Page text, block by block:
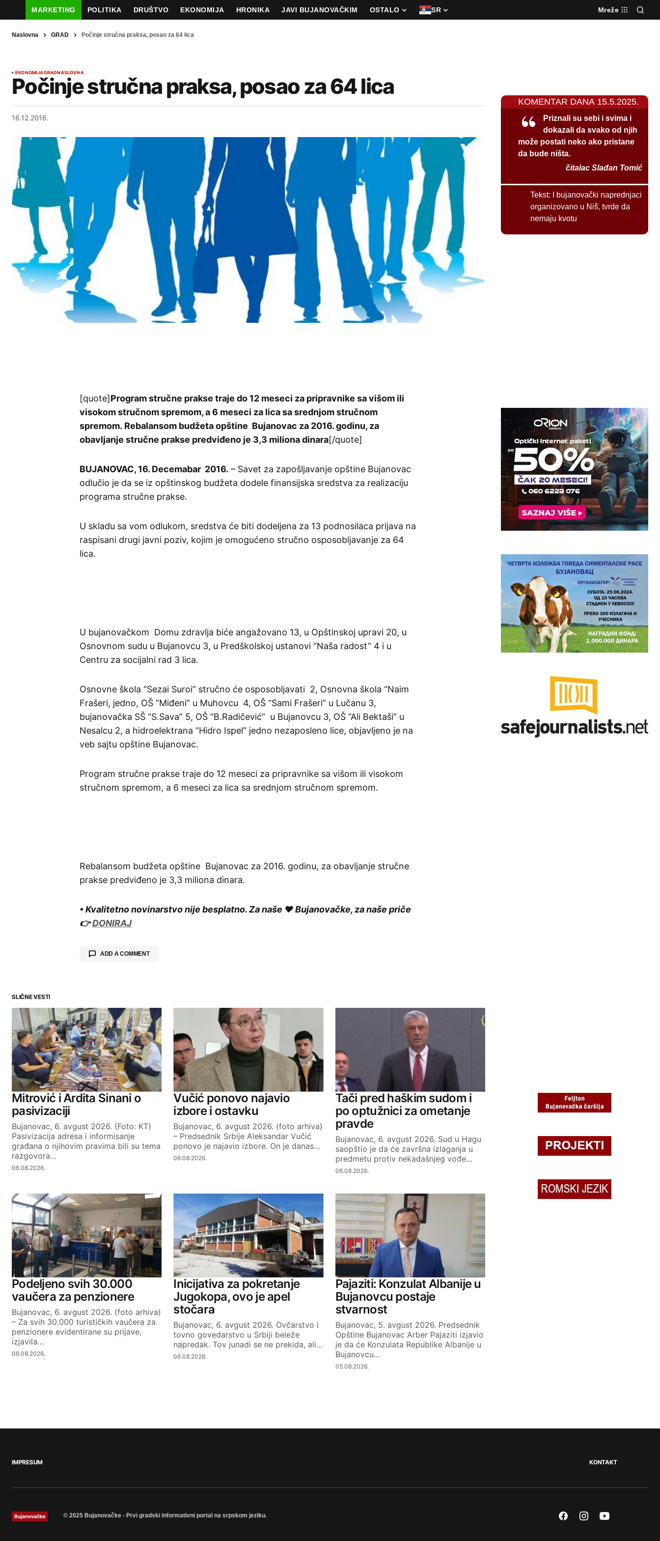
MARKETING POLITIKA DRUŠTVO EKONOMIJA HRONIKA JAVI BUJANOVAČKIM OSTALO SR Mreže
Naslovna GRAD Počinje stručna praksa, posao za 64 lica
EKONOMIJAGRADNASLOVNA
Počinje stručna praksa, posao za 64 lica
16.12.2016.
[quote]Program stručne prakse traje do 12 meseci za pripravnike sa višom ili
visokom stručnom spremom, a 6 meseci za lica sa srednjom stručnom
spremom. Rebalansom budžeta opštine Bujanovac za 2016. godinu, za
obavljanje stručne prakse predviđeno je 3,3 miliona dinara[/quote]
BUJANOVAC, 16. Decemabar 2016. – Savet za zapošljavanje opštine Bujanovac
odlučio je da se iz opštinskog budžeta dodele finansijska sredstva za realizaciju
programa stručne prakse.
U skladu sa vom odlukom, sredstva će biti dodeljena za 13 podnosilaca prijava na
raspisani drugi javni poziv, kojim je omogućeno stručno osposobljavanje za 64
lica.
U bujanovačkom Domu zdravlja biće angažovano 13, u Opštinskoj upravi 20, u
Osnovnom sudu u Bujanovcu 3, u Predškolskoj ustanovi “Naša radost” 4 i u
Centru za socijalni rad 3 lica.
Osnovne škola “Sezai Suroi” stručno će osposobljavati 2, Osnovna škola “Naim
Frašeri, jedno, OŠ “Miđeni” u Muhovcu 4, OŠ “Sami Frašeri” u Lučanu 3,
bujanovačka SŠ “S.Sava” 5, OŠ “B.Radičević” u Bujanovcu 3, OŠ “Ali Bektaši” u
Nesalcu 2, a hidroelektrana “Hidro Ispel” jedno nezaposleno lice, objavljeno je na
veb sajtu opštine Bujanovac.
Program stručne prakse traje do 12 meseci za pripravnike sa višom ili visokom
stručnom spremom, a 6 meseci za lica sa srednjom stručnom spremom.
Rebalansom budžeta opštine Bujanovac za 2016. godinu, za obavljanje stručne
prakse predviđeno je 3,3 miliona dinara.
• Kvalitetno novinarstvo nije besplatno. Za naše ❤️ Bujanovačke, za naše priče
👉DONIRAJ
ADD A COMMENT
Comment*
Your Name Your E-mail
SUBMIT COMMENT
SLIČNE VESTI
Mitrović i Ardita Sinani o
pasivizaciji
Bujanovac, 6. avgust 2026. (Foto: KT)
Pasivizacija adresa i informisanje
građana o njihovim pravima bili su tema
razgovora…
06.08.2026.
Vučić ponovo najavio
izbore i ostavku
Bujanovac, 6. avgust 2026. (foto arhiva)
– Predsednik Srbije Aleksandar Vučić
ponovo je najavio izbore. On je danas…
06.08.2026.
Tači pred haškim sudom i
po optužnici za ometanje
pravde
Bujanovac, 6. avgust 2026. Sud u Hagu
saopštio je da će završna izlaganja u
predmetu protiv nekadašnjeg vođe…
06.08.2026.
Podeljeno svih 30.000
vaučera za penzionere
Bujanovac, 6. avgust 2026. (foto arhiva)
– Za svih 30.000 turističkih vaučera za
penzionere evidentirane su prijave,
izjavila…
06.08.2026.
Inicijativa za pokretanje
Jugokopa, ovo je apel
stočara
Bujanovac, 6. avgust 2026. Ovčarstvo i
tovno govedarstvo u Srbiji beleže
napredak. Tov junadi se ne prekida, ali…
06.08.2026.
Pajaziti: Konzulat Albanije u
Bujanovcu postaje
stvarnost
Bujanovac, 5. avgust 2026. Predsednik
Opštine Bujanovac Arber Pajaziti izjavio
je da će Konzulata Republike Albanije u
Bujanovcu…
05.08.2026.
KOMENTAR DANA 15.5.2025.
Priznali su sebi i svima i
dokazali da svako od njih
može postati neko ako pristane
da bude ništa.
čitalac Slađan Tomić
Tekst:
I bujanovački naprednjaci
organizovano u Niš, tvrde da
nemaju kvotu
IMPRESUM KONTAKT
© 2025 Bujanovačke - Prvi gradski informativni portal na srpskom jeziku.